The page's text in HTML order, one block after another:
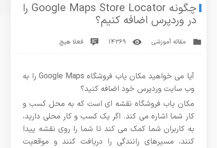
چگونه Google Maps Store Locator را
در وردپرس اضافه کنیم؟
مقاله آموزشی 14369 فعلا هیچ
آیا می خواهید مکان یاب فروشگاه Google Maps را به
وب سایت وردپرس خود اضافه کنید؟
مکان یاب فروشگاه نقشه ای است که به محل کسب و
کار شما اشاره می کند. اگر یک کسب و کار محلی دارید،
به کاربران شما کمک می کند تا شما را روی نقشه پیدا
کنند، مسیرهای رانندگی را دریافت کنند و موقعیت